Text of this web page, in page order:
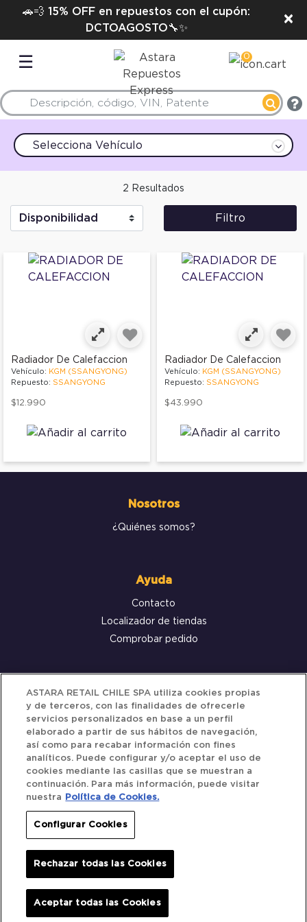
🚗💨 15% OFF en repuestos con el cupón:
DCTOAGOSTO🔧✨
×
☰ 0
Selecciona Vehículo
2 Resultados
Filtro
Radiador De Calefaccion
Vehículo: KGM (SSANGYONG)
Repuesto: SSANGYONG
$12.990
Radiador De Calefaccion
Vehículo: KGM (SSANGYONG)
Repuesto: SSANGYONG
$43.990
Nosotros
¿Quiénes somos?
Ayuda
Contacto
Localizador de tiendas
Comprobar pedido
Servicio al cliente
Términos y Condiciones
Política de privacidad
Siguenos
Redes Sociales
Iberocar © 2025. All Rights Reserved.
ASTARA RETAIL CHILE SPA utiliza cookies propias
y de terceros, con las finalidades de ofrecerle
servicios personalizados en base a un perfil
elaborado a partir de sus hábitos de navegación,
así como para recabar información con fines
analíticos. Puede configurar y/o aceptar el uso de
cookies mediante las casillas que se muestran a
continuación. Para más información, puede visitar
nuestra
Política de Cookies.
Configurar Cookies
Rechazar todas las Cookies
Aceptar todas las Cookies